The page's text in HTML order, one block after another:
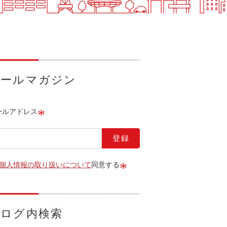
ルマガジン
ルアドレス *
人情報の取り扱いについて 同意する *
グ内検索